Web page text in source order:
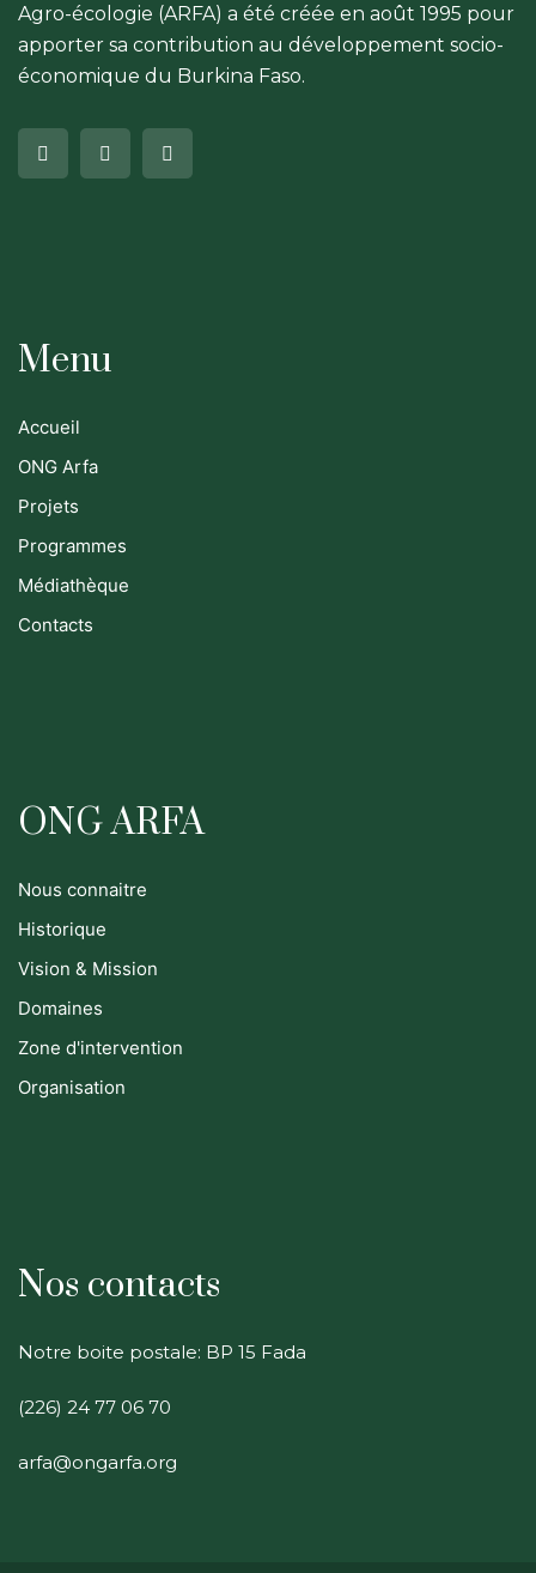
Agro-écologie (ARFA) a été créée en août 1995 pour
apporter sa contribution au développement socio-
économique du Burkina Faso.
Menu
Accueil
ONG Arfa
Projets
Programmes
Médiathèque
Contacts
ONG ARFA
Nous connaitre
Historique
Vision & Mission
Domaines
Zone d'intervention
Organisation
Nos contacts
Notre boite postale: BP 15 Fada
(226) 24 77 06 70
arfa@ongarfa.org